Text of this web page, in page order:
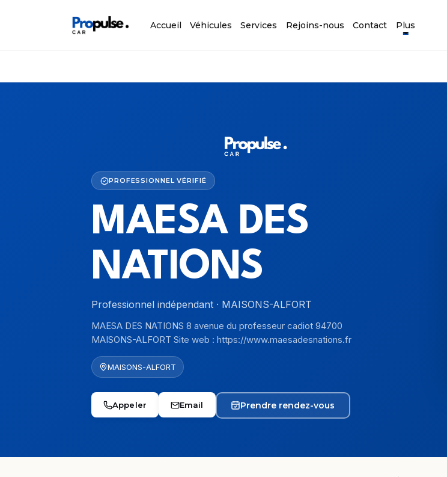
Accueil Véhicules Services Rejoins-nous Contact Plus
PROFESSIONNEL VÉRIFIÉ
MAESA DES
NATIONS
Professionnel indépendant · MAISONS-ALFORT
MAESA DES NATIONS 8 avenue du professeur cadiot 94700
MAISONS-ALFORT Site web : https://www.maesadesnations.fr
MAISONS-ALFORT
Appeler Email Prendre rendez-vous